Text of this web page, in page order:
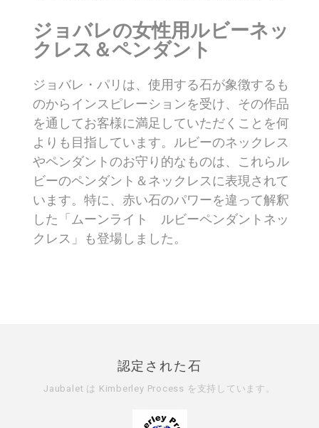
ジョバレの女性用ルビーネッ
クレス＆ペンダント
ジョバレ・パリは、使用する石が象徴するも
のからインスピレーションを受け、その作品
を通してお客様に満足していただくことを何
よりも目指しています。ルビーのネックレス
やペンダントのお守り的なものは、これらル
ビーのペンダント＆ネックレスに表現されて
います。特に、赤い石のパワーを違って解釈
した「ムーンライト ルビーペンダントネッ
クレス」も登場しました。
認定された石
Jaubalet は Kimberley Process を支持しています。